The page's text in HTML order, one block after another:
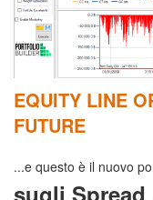
EQUITY LINE
FUTURE
...e questo è il nuovo
sugli Spread